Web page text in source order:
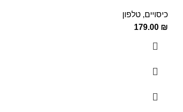
כיסויים, טלפון
179.00 ₪